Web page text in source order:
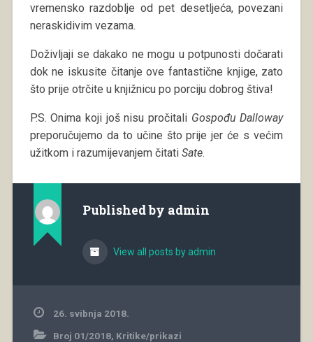
vremensko razdoblje od pet desetljeća, povezani
neraskidivim vezama.
Doživljaji se dakako ne mogu u potpunosti dočarati
dok ne iskusite čitanje ove fantastične knjige, zato
što prije otrčite u knjižnicu po porciju dobrog štiva!
P.S. Onima koji još nisu pročitali Gospođu Dalloway
preporučujemo da to učine što prije jer će s većim
užitkom i razumijevanjem čitati Sate.
Published by admin
View all posts by admin
26. svibnja 2018.
Broj 01/2018, Kritike/prikazi